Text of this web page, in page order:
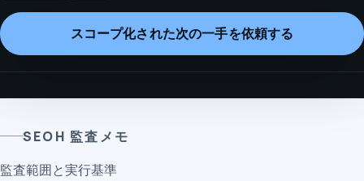
スコープ化された次の一手を依頼する
SEOH 監査メモ
監査範囲と実行基準